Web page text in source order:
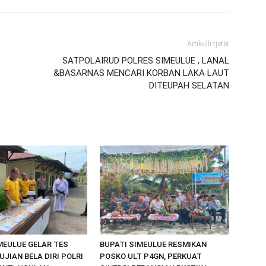
Artikulli tjetër
SATPOLAIRUD POLRES SIMEULUE , LANAL
&BASARNAS MENCARI KORBAN LAKA LAUT
DITEUPAH SELATAN
GELAR TES
BELA DIRI POLRI
BUPATI SIMEULUE RESMIKAN
POSKO ULT P4GN, PERKUAT